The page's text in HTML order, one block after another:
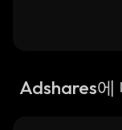
Adshares에